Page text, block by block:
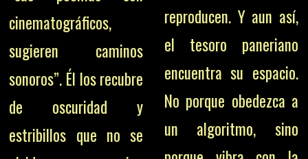
cinematográficos,
sugieren caminos
sonoros”. Él los recubre
de oscuridad y
estribillos que no se
reproducen. Y aun así,
el tesoro paneriano
encuentra su espacio.
No porque obedezca a
un algoritmo, sino